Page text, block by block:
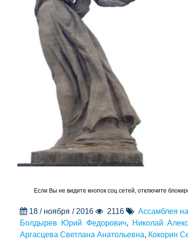
Если Вы не видите кнопок соц сетей, отключите
18 / ноября / 2016 2116 Ассамблея
Болдырев Юрий Федорович, Николай
Аргасцева Светлана Анатольевна, Кокорин